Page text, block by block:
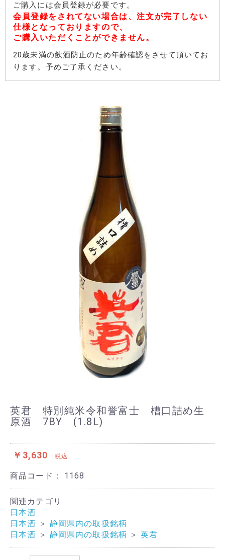
ご購入には会員登録が必要です。
会員登録をされてない場合は、注文が完了しない
仕様となっておりますので、
ご購入いただくことができません。
20歳未満の飲酒防止のため年齢確認をさせて頂いてお
ります。予めご了承ください。
英君 特別純米令和誉富士 槽口詰め生
原酒 7BY (1.8L)
￥3,630 税込
商品コード： 1168
関連カテゴリ
日本酒
日本酒 ＞ 静岡県内の取扱銘柄
日本酒 ＞ 静岡県内の取扱銘柄 ＞ 英君